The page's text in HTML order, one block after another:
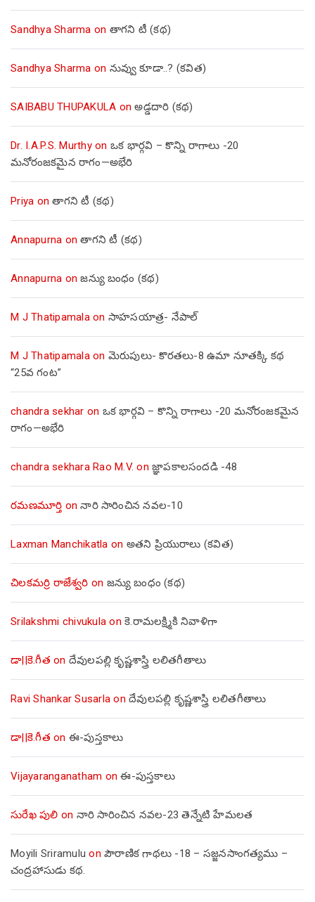
Sandhya Sharma on తాగని టీ (కథ)
Sandhya Sharma on నువ్వు కూడా..? (కవిత)
SAIBABU THUPAKULA onఅడ్డదారి (కథ)
Dr. I.A.P.S. Murthyon ఒక భార్గవి – కొన్ని రాగాలు -20
మనోరంజకమైన రాగం—అభేరి
Priya onతాగని టీ (కథ)
Annapurna onతాగని టీ (కథ)
Annapurna onజన్యు బంధం (కథ)
M J Thatipamalaon సాహసయాత్ర- నేపాల్‌
M J Thatipamalaon మెరుపులు- కొరతలు-8 ఉమా నూతక్కి కథ
“25వ గంట”
chandra sekhar on ఒక భార్గవి – కొన్ని రాగాలు -20 మనోరంజకమైన
రాగం—అభేరి
chandra sekhara Rao M.V. on జ్ఞాపకాలసందడి -48
రమణమూర్తి onనారి సారించిన నవల-10
Laxman Manchikatla on అతని ప్రియురాలు (కవిత)
చిలకమర్రి రాజేశ్వరి on జన్యు బంధం (కథ)
Srilakshmi chivukula on కె.రామలక్ష్మికి నివాళిగా
డా||కె.గీత on దేవులపల్లి కృష్ణశాస్త్రి లలితగీతాలు
Ravi Shankar Susarla on దేవులపల్లి కృష్ణశాస్త్రి లలితగీతాలు
డా||కె.గీత on ఈ-పుస్తకాలు
Vijayaranganatham onఈ-పుస్తకాలు
సురేఖ పులి on నారి సారించిన నవల-23 తెన్నేటి హేమలత
Moyili Sriramulu on పౌరాణిక గాథలు -18 – సజ్జనసాంగత్యము –
చంద్రహాసుడు కథ.